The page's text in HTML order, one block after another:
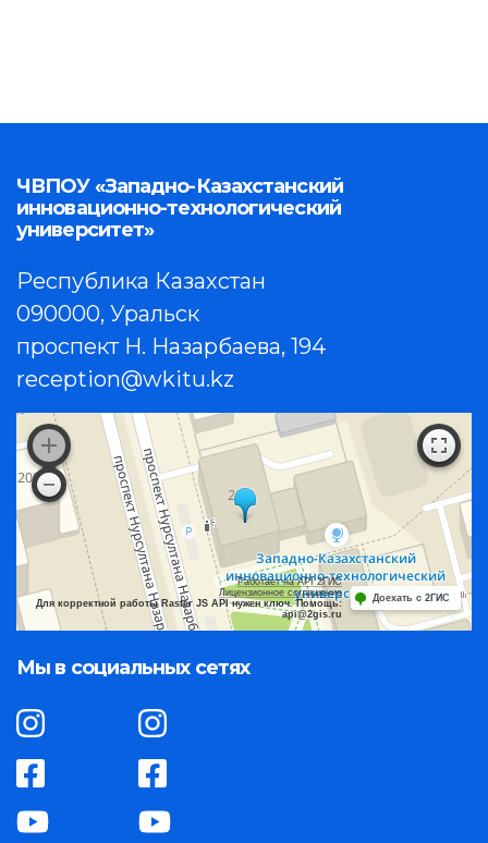
ЧВПОУ «Западно-Казахстанский
инновационно-технологический
университет»
Республика Казахстан
090000, Уральск
проспект Н. Назарбаева, 194
reception@wkitu.kz
Работает на API 2ГИС
Лицензионное соглашение
Для корректной работы Raster JS API нужен ключ. Помощь:
api@2gis.ru
Доехать с 2ГИС
Мы в социальных сетях